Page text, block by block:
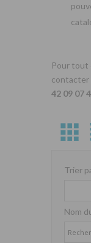
Pour tout
contacter
42 09 07
Trier
Nom